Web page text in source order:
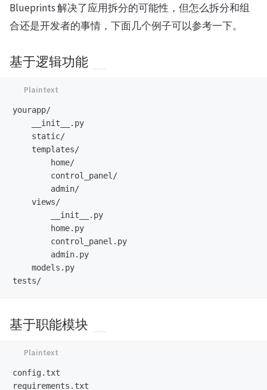
Blueprints 解决了应用拆分的可能性，但怎么拆分和组
合还是开发者的事情，下面几个例子可以参考一下。
基于逻辑功能
yourapp/
    __init__.py
    static/
    templates/
        home/
        control_panel/
        admin/
    views/
        __init__.py
        home.py
        control_panel.py
        admin.py
    models.py
基于职能模块
config.txt
requirements.txt